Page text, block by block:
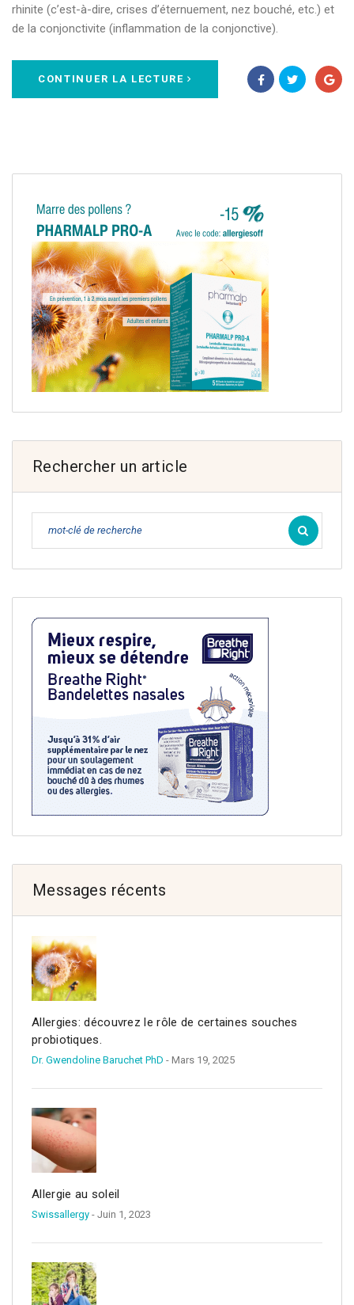
rhinite (c’est-à-dire, crises d’éternuement, nez bouché, etc.) et
de la conjonctivite (inflammation de la conjonctive).
CONTINUER LA LECTURE
Rechercher un article
Messages récents
Allergies: découvrez le rôle de certaines souches
probiotiques.
Dr. Gwendoline Baruchet PhD - Mars 19, 2025
Allergie au soleil
Swissallergy - Juin 1, 2023